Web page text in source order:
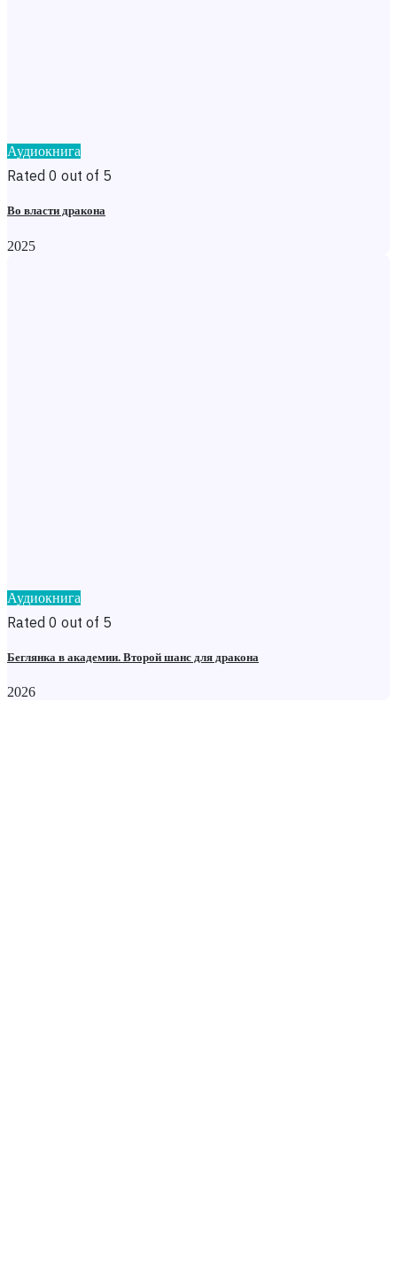
Аудиокнига
Rated 0 out of 5
Во власти дракона
2025
Аудиокнига
Rated 0 out of 5
Беглянка в академии. Второй шанс для дракона
2026